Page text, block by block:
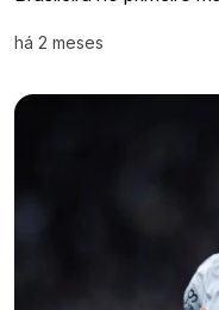
há 2 meses